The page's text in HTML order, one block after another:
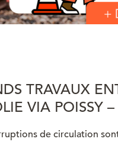
TRAVAUX
VIA POISSY
de circulation